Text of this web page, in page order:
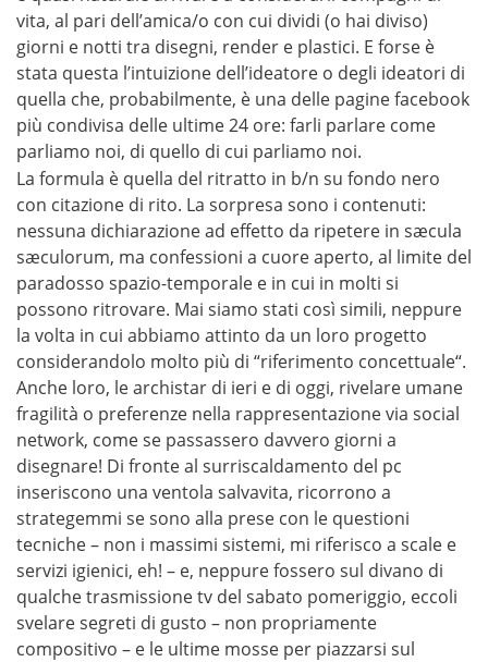
vita, al pari dell’amica/o con cui dividi (o hai diviso)
giorni e notti tra disegni, render e plastici. E forse è
stata questa l’intuizione dell’ideatore o degli ideatori di
quella che, probabilmente, è una delle pagine facebook
più condivisa delle ultime 24 ore: farli parlare come
parliamo noi, di quello di cui parliamo noi.
La formula è quella del ritratto in b/n su fondo nero
con citazione di rito. La sorpresa sono i contenuti:
nessuna dichiarazione ad effetto da ripetere in sæcula
sæculorum, ma confessioni a cuore aperto, al limite del
paradosso spazio-temporale e in cui in molti si
possono ritrovare. Mai siamo stati così simili, neppure
la volta in cui abbiamo attinto da un loro progetto
considerandolo molto più di “riferimento concettuale“.
Anche loro, le archistar di ieri e di oggi, rivelare umane
fragilità o preferenze nella rappresentazione via social
network, come se passassero davvero giorni a
disegnare! Di fronte al surriscaldamento del pc
inseriscono una ventola salvavita, ricorrono a
strategemmi se sono alla prese con le questioni
tecniche – non i massimi sistemi, mi riferisco a scale e
servizi igienici, eh! – e, neppure fossero sul divano di
qualche trasmissione tv del sabato pomeriggio, eccoli
svelare segreti di gusto – non propriamente
compositivo – e le ultime mosse per piazzarsi sul